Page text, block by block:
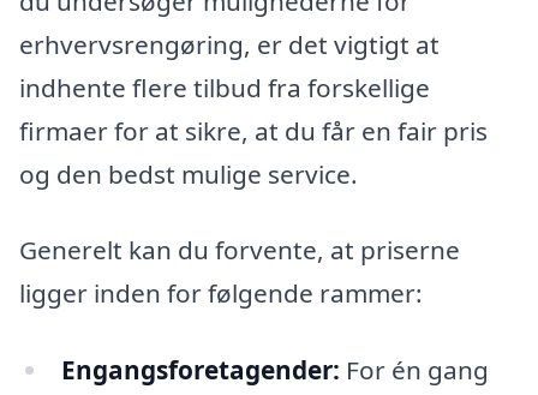
erhvervsrengøring, er det vigtigt at
indhente flere tilbud fra forskellige
firmaer for at sikre, at du får en fair pris
og den bedst mulige service.
Generelt kan du forvente, at priserne
ligger inden for følgende rammer:
Engangsforetagender: For én gang